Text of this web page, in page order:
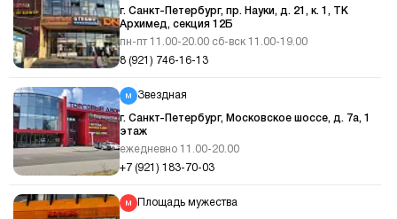
г. Санкт-Петербург, пр. Науки, д. 21, к. 1, ТК
Архимед, секция 12Б
пн-пт 11.00-20.00 сб-вск 11.00-19.00
8 (921) 746-16-13
Звездная
г. Санкт-Петербург, Московское шоссе, д. 7а, 1
этаж
ежедневно 11.00-20.00
+7 (921) 183-70-03
Площадь мужества